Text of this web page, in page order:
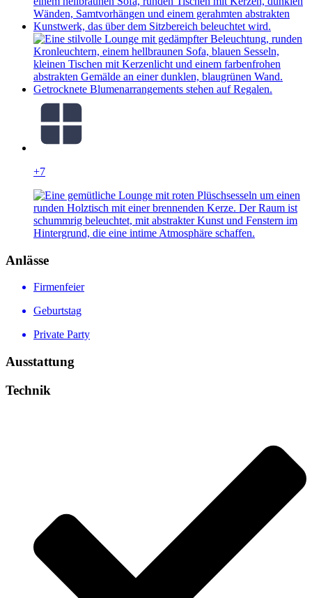
+7
Anlässe
Firmenfeier
Geburtstag
Private Party
Ausstattung
Technik